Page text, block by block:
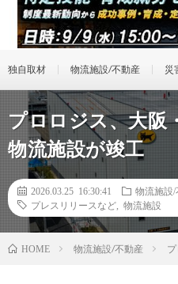
独自取材 物流施設/不動産 災
プロロジス、大阪
物流施設が竣工
2026.03.25 16:30:41
物流施設/
プレスリリースなど
物流施設
HOME 物流施設/不動産